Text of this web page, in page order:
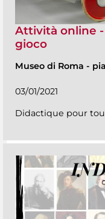
Attività online -
gioco
Museo di Roma -
03/01/2021
Didactique pour